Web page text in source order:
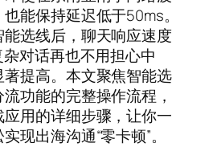
能保持延迟低于50ms。
选线后，聊天响应速度
对话再也不用担心中
提高。本文聚焦智能选
功能的完整操作流程，
用的详细步骤，让你一
现出海沟通“零卡顿”。